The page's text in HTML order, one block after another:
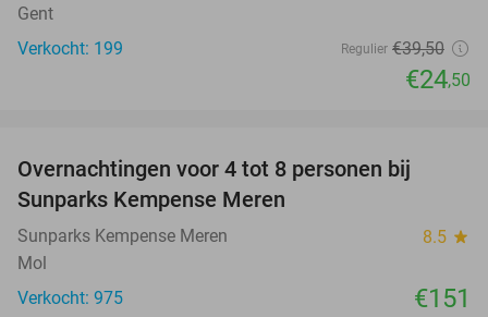
Gent
Verkocht: 199
Regulier €39,50
€24,50
Overnachtingen voor 4 tot 8 personen bij
Sunparks Kempense Meren
Sunparks Kempense Meren 8.5 star
Mol
Verkocht: 975
€151